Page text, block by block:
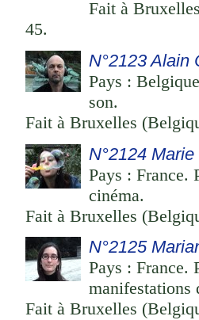
Fait à
45.
N°2123 Alain
Pays :
son.
Fait à Bruxelles
N°2124
Pays : France.
cinéma.
Fait à Bruxelles
N°2125
Pays : France.
manifestations
Fait à Bruxelles